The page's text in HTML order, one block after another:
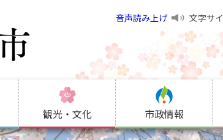
音声読み上げ 文字サ
観光・文化 市政情報